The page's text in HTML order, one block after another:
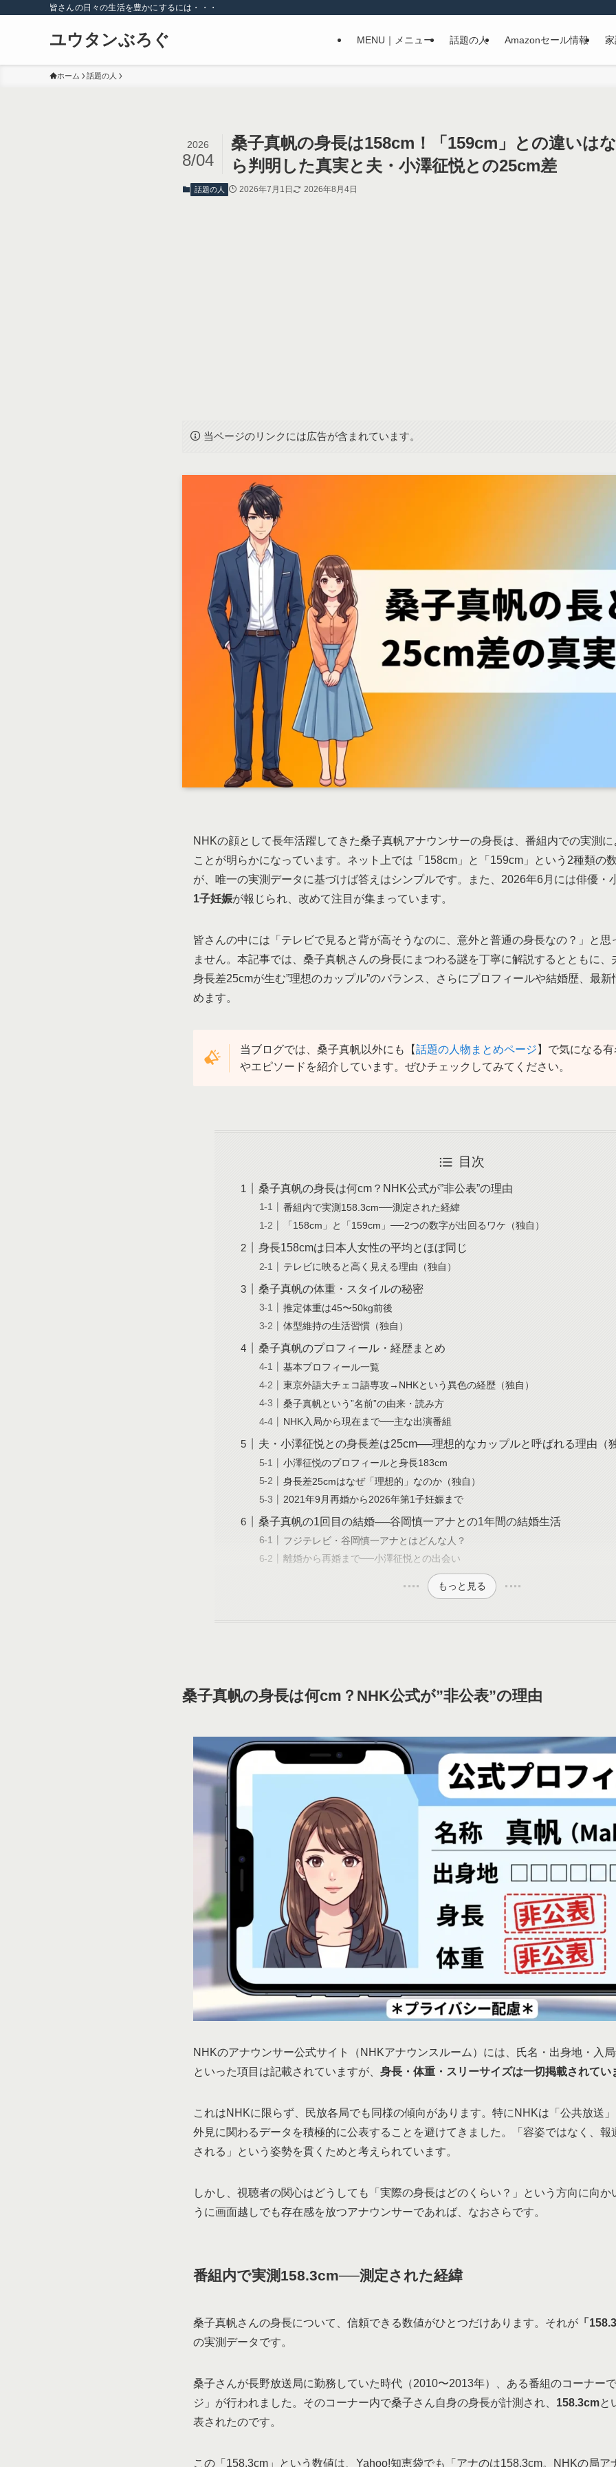
皆さんの日々の生活を豊かにするには・・・
ユウタンぶろぐ MENU｜メニュー 話題の人 Amazonセール情報
ホーム 話題の人
桑子真帆の身長は158cm！「159cm」との違いは
ら判明した真実と夫・小澤征悦との25cm差
2026
8/04
話題の人 2026年7月1日 2026年8月4日
当ページのリンクには広告が含まれています。
NHKの顔として長年活躍してきた桑子真帆アナウンサーの身長は、番組内での実測に
ことが明らかになっています。ネット上では「158cm」と「159cm」という2種類の
が、唯一の実測データに基づけば答えはシンプルです。また、2026年6月には俳優・
1子妊娠が報じられ、改めて注目が集まっています。
皆さんの中には「テレビで見ると背が高そうなのに、意外と普通の身長なの？」と思
ません。本記事では、桑子真帆さんの身長にまつわる謎を丁寧に解説するとともに
身長差25cmが生む”理想のカップル”のバランス、さらにプロフィールや結婚歴、最
めます。
当ブログでは、桑子真帆以外にも【話題の人物まとめページ 】で気になる
やエピソードを紹介しています。ぜひチェックしてみてください。
目次
桑子真帆の身長は何cm？NHK公式が”非公表”の理由
番組内で実測158.3cm──測定された経緯
「158cm」と「159cm」──2つの数字が出回るワケ（独自）
身長158cmは日本人女性の平均とほぼ同じ
テレビに映ると高く見える理由（独自）
桑子真帆の体重・スタイルの秘密
推定体重は45〜50kg前後
体型維持の生活習慣（独自）
桑子真帆のプロフィール・経歴まとめ
基本プロフィール一覧
東京外語大チェコ語専攻→NHKという異色の経歴（独自）
桑子真帆という”名前”の由来・読み方
NHK入局から現在まで──主な出演番組
夫・小澤征悦との身長差は25cm──理想的なカップルと呼ばれる理由（
小澤征悦のプロフィールと身長183cm
身長差25cmはなぜ「理想的」なのか（独自）
2021年9月再婚から2026年第1子妊娠まで
桑子真帆の1回目の結婚──谷岡慎一アナとの1年間の結婚生活
フジテレビ・谷岡慎一アナとはどんな人？
離婚から再婚まで──小澤征悦との出会い
もっと見る
桑子真帆の身長は何cm？NHK公式が”非公表”の理由
NHKのアナウンサー公式サイト（NHKアナウンスルーム）には、氏名・出身地・入
といった項目は記載されていますが、 身長・体重・スリーサイズは一切掲載されてい
これはNHKに限らず、民放各局でも同様の傾向があります。特にNHKは「公共放送
外見に関わるデータを積極的に公表することを避けてきました。「容姿ではなく、報
される」という姿勢を貫くためと考えられています。
しかし、視聴者の関心はどうしても「実際の身長はどのくらい？」という方向に向
うに画面越しでも存在感を放つアナウンサーであれば、なおさらです。
番組内で実測158.3cm──測定された経緯
桑子真帆さんの身長について、信頼できる数値がひとつだけあります。それが 「
の実測データです。
桑子さんが長野放送局に勤務していた時代（2010〜2013年）、ある番組のコーナー
ジ」が行われました。そのコーナー内で桑子さん自身の身長が計測され、 158.3cmと
表されたのです。
この「158.3cm」という数値は、Yahoo!知恵袋でも「アナのは158.3cm。NHKの局ア